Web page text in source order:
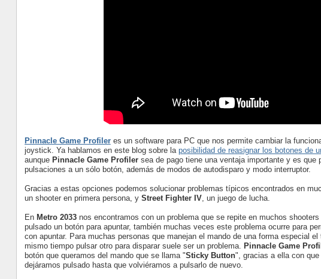
Pinnacle Game Profileres un software para PC que nos permite cambiar la
joystick. Ya hablamos en este blog sobre la posibilidad de reasignar los botones de
aunque Pinnacle Game Profilersea de pago tiene una ventaja importante y es que
pulsaciones a un sólo botón, además de modos de autodisparo y modo interruptor.
Gracias a estas opciones podemos solucionar problemas típicos encontrados en
un shooter en primera persona, y Street Fighter IV, un juego de lucha.
En Metro 2033nos encontramos con un problema que se repite en muchos
pulsado un botón para apuntar, también muchas veces este problema ocurre para
con apuntar. Para muchas personas que manejan el mando de una forma especial
mismo tiempo pulsar otro para disparar suele ser un problema. Pinnacle Game
botón que queramos del mando que se llama "Sticky Button", gracias a ella con
dejáramos pulsado hasta que volviéramos a pulsarlo de nuevo.